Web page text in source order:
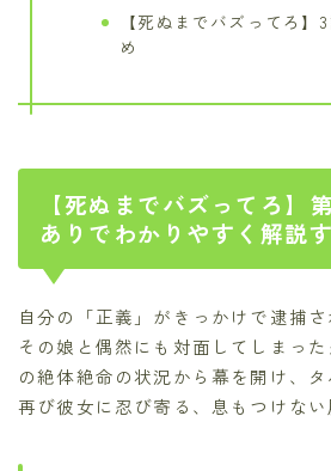
【死ぬまでバズってろ】
め
【死ぬまでバズってろ】
ありでわかりやすく解説
自分の「正義」がきっかけで逮捕さ
その娘と偶然にも対面してしまっ
の絶体絶命の状況から幕を開け、
再び彼女に忍び寄る、息もつけない